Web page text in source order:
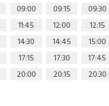
09:00 09:15 09:30
11:45 12:00 12:15
14:30 14:45 15:00
17:15 17:30 17:45
20:00 20:15 20:30